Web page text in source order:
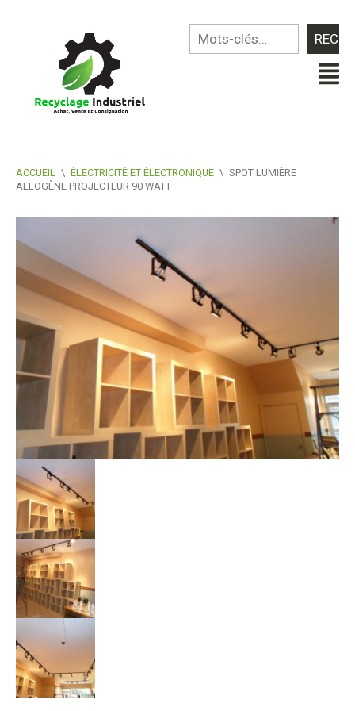
ACCUEIL \ ÉLECTRICITÉ ET ÉLECTRONIQUE \ SPOT LUMIÈRE
ALLOGÈNE PROJECTEUR 90 WATT